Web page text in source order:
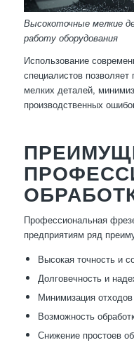
Высокоточные мелкие
работу оборудования
Использование
специалистов позволяет
мелких деталей,
производственных
Профессиональная
предприятиям ряд
Высокая точность и
Долговечность и
Минимизация
Возможность
Снижение простоев